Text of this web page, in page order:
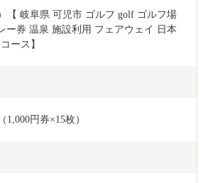
【 岐阜県 可児市 ゴルフ golf ゴルフ場
ー券 温泉 施設利用 フェアウェイ 日本
ース】
円券×15枚）